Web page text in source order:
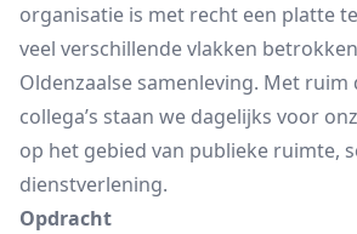
organisatie is met recht een platte
veel verschillende vlakken
Oldenzaalse samenleving. Met
collega’s staan we dagelijks voor
op het gebied van publieke ruimte,
dienstverlening.
Opdracht